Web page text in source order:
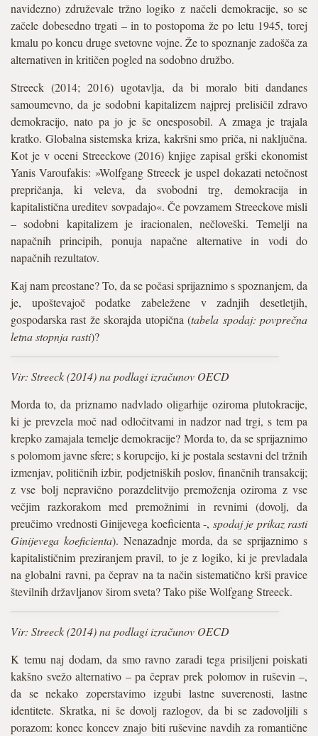
navidezno) združevale tržno logiko z načeli demokracije, so se
začele dobesedno trgati – in to postopoma že po letu 1945, torej
kmalu po koncu druge svetovne vojne. Že to spoznanje zadošča za
alternativen in kritičen pogled na sodobno družbo.
Streeck (2014; 2016) ugotavlja, da bi moralo biti dandanes
samoumevno, da je sodobni kapitalizem najprej prelisičil zdravo
demokracijo, nato pa jo je še onesposobil. A zmaga je trajala
kratko. Globalna sistemska kriza, kakršni smo priča, ni naključna.
Kot je v oceni Streeckove (2016) knjige zapisal grški ekonomist
Yanis Varoufakis: »Wolfgang Streeck je uspel dokazati netočnost
prepričanja, ki veleva, da svobodni trg, demokracija in
kapitalistična ureditev sovpadajo«. Če povzamem Streeckove misli
– sodobni kapitalizem je iracionalen, nečloveški. Temelji na
napačnih principih, ponuja napačne alternative in vodi do
napačnih rezultatov.
Kaj nam preostane? To, da se počasi sprijaznimo s spoznanjem, da
je, upoštevajoč podatke zabeležene v zadnjih desetletjih,
gospodarska rast že skorajda utopična (tabela spodaj: povprečna
letna stopnja rasti)?
Vir: Streeck (2014) na podlagi izračunov OECD
Morda to, da priznamo nadvlado oligarhije oziroma plutokracije,
ki je prevzela moč nad odločitvami in nadzor nad trgi, s tem pa
krepko zamajala temelje demokracije? Morda to, da se sprijaznimo
s polomom javne sfere; s korupcijo, ki je postala sestavni del tržnih
izmenjav, političnih izbir, podjetniških poslov, finančnih transakcij;
z vse bolj nepravično porazdelitvijo premoženja oziroma z vse
večjim razkorakom med premožnimi in revnimi (dovolj, da
preučimo vrednosti Ginijevega koeficienta -, spodaj je prikaz rasti
Ginijevega koeficienta). Nenazadnje morda, da se sprijaznimo s
kapitalističnim preziranjem pravil, to je z logiko, ki je prevladala
na globalni ravni, pa čeprav na ta način sistematično krši pravice
številnih državljanov širom sveta? Tako piše Wolfgang Streeck.
Vir: Streeck (2014) na podlagi izračunov OECD
K temu naj dodam, da smo ravno zaradi tega prisiljeni poiskati
kakšno svežo alternativo – pa čeprav prek polomov in ruševin –,
da se nekako zoperstavimo izgubi lastne suverenosti, lastne
identitete. Skratka, ni še dovolj razlogov, da bi se zadovoljili s
porazom: konec koncev znajo biti ruševine navdih za romantične